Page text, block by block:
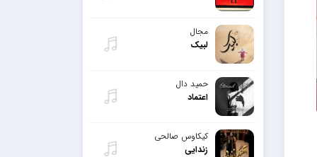
مجال
لبیک
حمید دال
اعتماد
کیکاوس صالحی
زندایی